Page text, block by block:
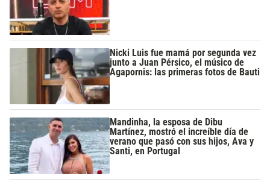
Nicki Luis fue mamá por segunda vez
junto a Juan Pérsico, el músico de
Agapornis: las primeras fotos de Bauti
Mandinha, la esposa de Dibu
Martínez, mostró el increíble día de
verano que pasó con sus hijos, Ava y
Santi, en Portugal